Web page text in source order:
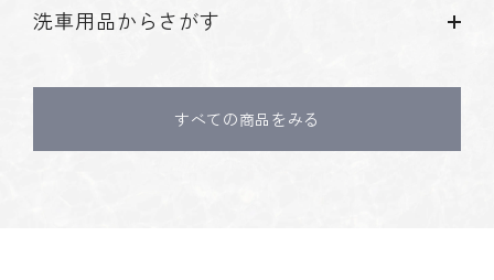
洗車用品からさがす
すべての商品をみる